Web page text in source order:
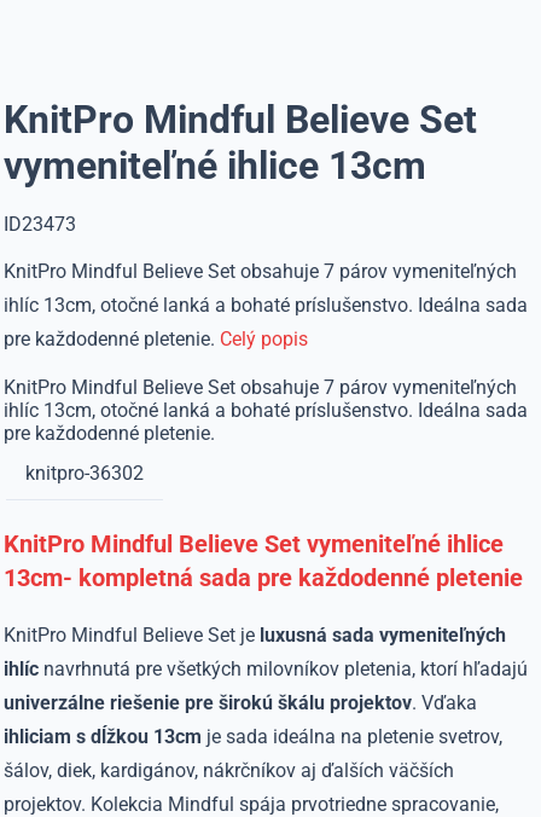
KnitPro Mindful Believe Set
vymeniteľné ihlice 13cm
ID23473
KnitPro Mindful Believe Set obsahuje 7 párov vymeniteľných
ihlíc 13cm, otočné lanká a bohaté príslušenstvo. Ideálna sada
pre každodenné pletenie. Celý popis
KnitPro Mindful Believe Set obsahuje 7 párov vymeniteľných
ihlíc 13cm, otočné lanká a bohaté príslušenstvo. Ideálna sada
pre každodenné pletenie.
knitpro-36302
KnitPro Mindful Believe Set vymeniteľné ihlice
13cm- kompletná sada pre každodenné pletenie
KnitPro Mindful Believe Set je luxusná sada vymeniteľných
ihlíc navrhnutá pre všetkých milovníkov pletenia, ktorí hľadajú
univerzálne riešenie pre širokú škálu projektov. Vďaka
ihliciam s dĺžkou 13cm je sada ideálna na pletenie svetrov,
šálov, diek, kardigánov, nákrčníkov aj ďalších väčších
projektov. Kolekcia Mindful spája prvotriedne spracovanie,